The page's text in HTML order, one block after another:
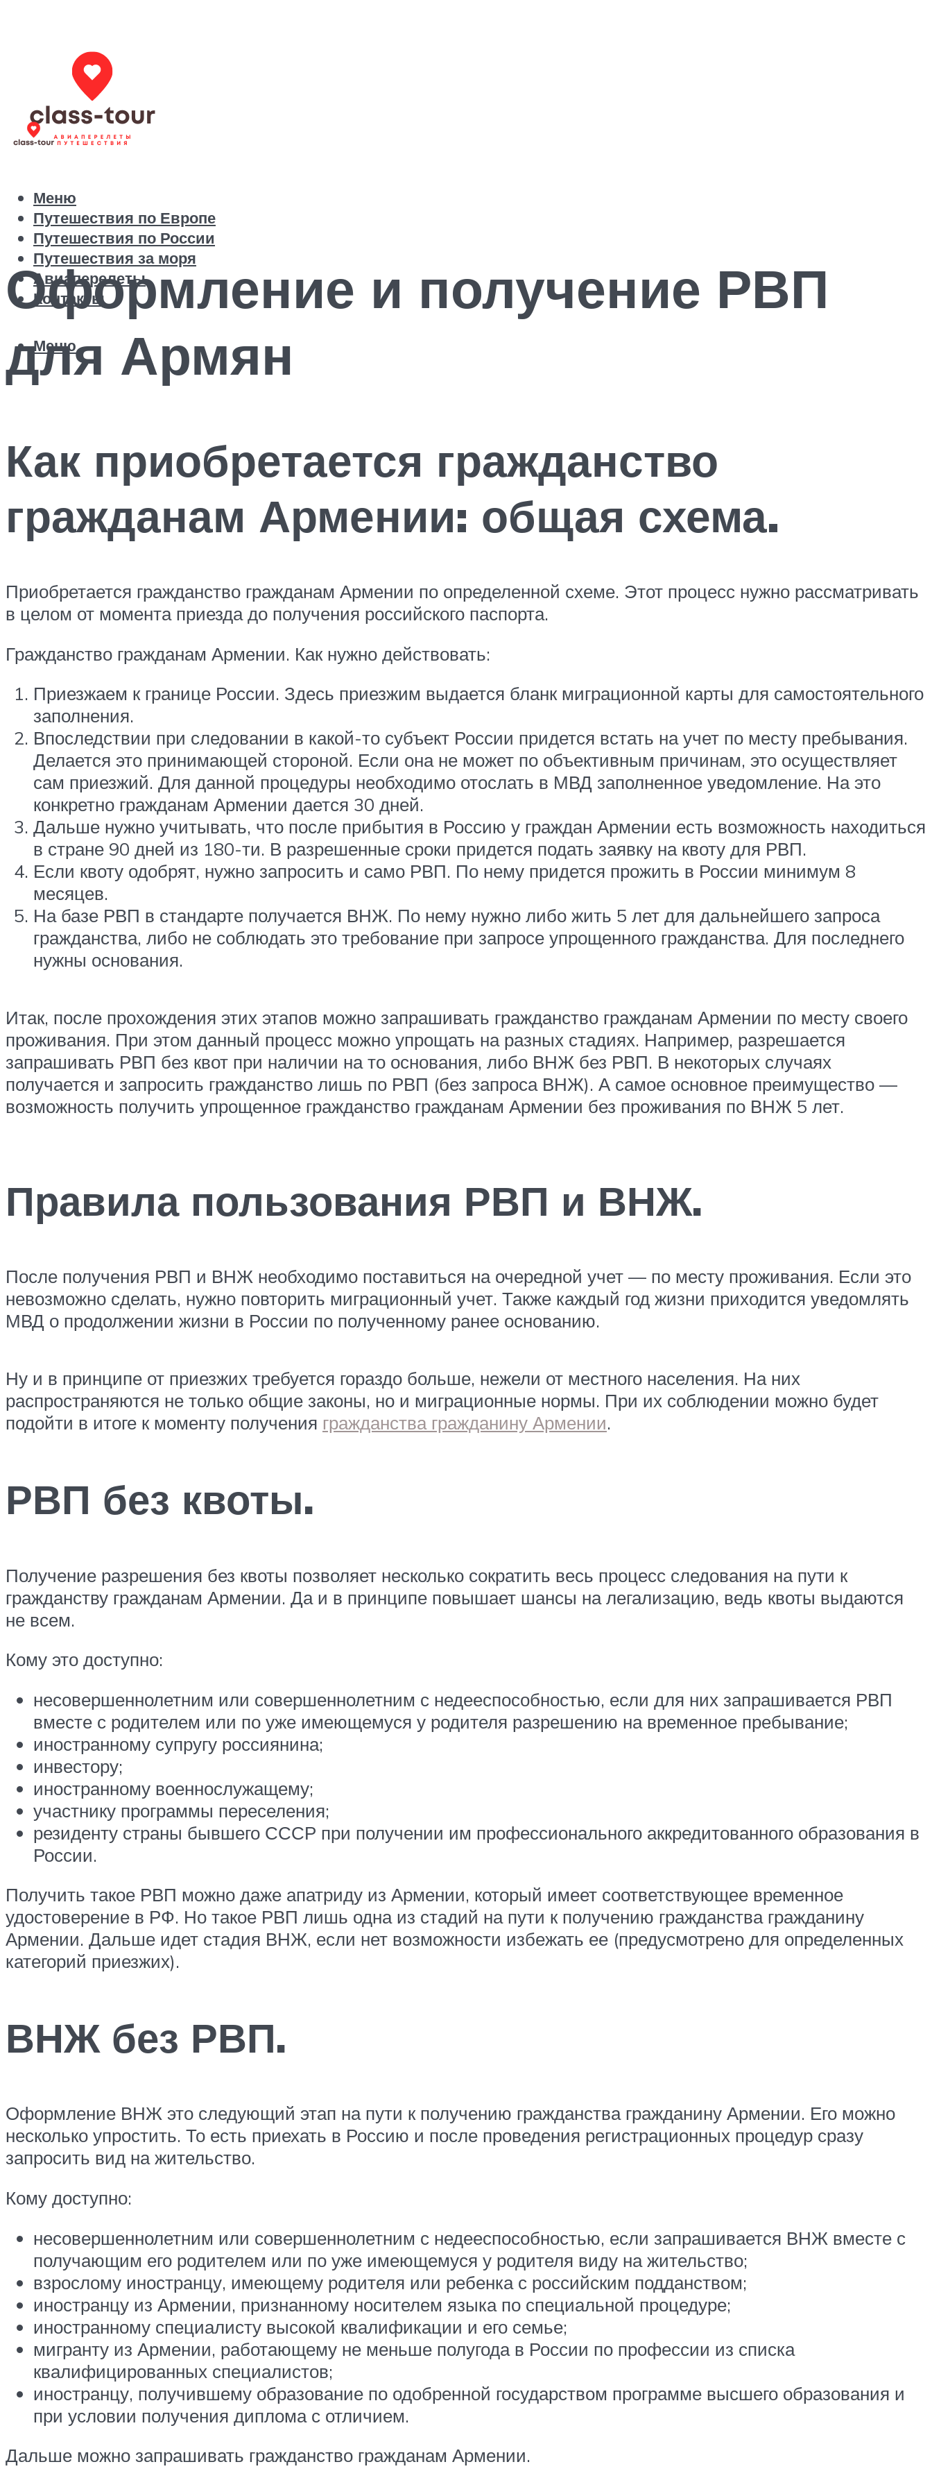
Путешествия по Европе
Путешествия по России
Путешествия за моря
Авиаперелеты
Контакты
Меню
Меню
Оформление и получение РВП
для Армян
Как приобретается гражданство
гражданам Армении: общая схема.
Приобретается гражданство гражданам Армении по определенной схеме. Этот процесс нужно рассматривать
в целом от момента приезда до получения российского паспорта.
Гражданство гражданам Армении. Как нужно действовать:
Приезжаем к границе России. Здесь приезжим выдается бланк миграционной карты для самостоятельного
заполнения.
Впоследствии при следовании в какой-то субъект России придется встать на учет по месту пребывания.
Делается это принимающей стороной. Если она не может по объективным причинам, это осуществляет
сам приезжий. Для данной процедуры необходимо отослать в МВД заполненное уведомление. На это
конкретно гражданам Армении дается 30 дней.
Дальше нужно учитывать, что после прибытия в Россию у граждан Армении есть возможность находиться
в стране 90 дней из 180-ти. В разрешенные сроки придется подать заявку на квоту для РВП.
Если квоту одобрят, нужно запросить и само РВП. По нему придется прожить в России минимум 8
месяцев.
На базе РВП в стандарте получается ВНЖ. По нему нужно либо жить 5 лет для дальнейшего запроса
гражданства, либо не соблюдать это требование при запросе упрощенного гражданства. Для последнего
нужны основания.
Итак, после прохождения этих этапов можно запрашивать гражданство гражданам Армении по месту своего
проживания. При этом данный процесс можно упрощать на разных стадиях. Например, разрешается
запрашивать РВП без квот при наличии на то основания, либо ВНЖ без РВП. В некоторых случаях
получается и запросить гражданство лишь по РВП (без запроса ВНЖ). А самое основное преимущество —
возможность получить упрощенное гражданство гражданам Армении без проживания по ВНЖ 5 лет.
Правила пользования РВП и ВНЖ.
После получения РВП и ВНЖ необходимо поставиться на очередной учет — по месту проживания. Если это
невозможно сделать, нужно повторить миграционный учет. Также каждый год жизни приходится уведомлять
МВД о продолжении жизни в России по полученному ранее основанию.
Ну и в принципе от приезжих требуется гораздо больше, нежели от местного населения. На них
распространяются не только общие законы, но и миграционные нормы. При их соблюдении можно будет
подойти в итоге к моменту получения гражданства гражданину Армении.
РВП без квоты.
Получение разрешения без квоты позволяет несколько сократить весь процесс следования на пути к
гражданству гражданам Армении. Да и в принципе повышает шансы на легализацию, ведь квоты выдаются
не всем.
Кому это доступно:
несовершеннолетним или совершеннолетним с недееспособностью, если для них запрашивается РВП
вместе с родителем или по уже имеющемуся у родителя разрешению на временное пребывание;
иностранному супругу россиянина;
инвестору;
иностранному военнослужащему;
участнику программы переселения;
резиденту страны бывшего СССР при получении им профессионального аккредитованного образования в
России.
Получить такое РВП можно даже апатриду из Армении, который имеет соответствующее временное
удостоверение в РФ. Но такое РВП лишь одна из стадий на пути к получению гражданства гражданину
Армении. Дальше идет стадия ВНЖ, если нет возможности избежать ее (предусмотрено для определенных
категорий приезжих).
ВНЖ без РВП.
Оформление ВНЖ это следующий этап на пути к получению гражданства гражданину Армении. Его можно
несколько упростить. То есть приехать в Россию и после проведения регистрационных процедур сразу
запросить вид на жительство.
Кому доступно:
несовершеннолетним или совершеннолетним с недееспособностью, если запрашивается ВНЖ вместе с
получающим его родителем или по уже имеющемуся у родителя виду на жительство;
взрослому иностранцу, имеющему родителя или ребенка с российским подданством;
иностранцу из Армении, признанному носителем языка по специальной процедуре;
иностранному специалисту высокой квалификации и его семье;
мигранту из Армении, работающему не меньше полугода в России по профессии из списка
квалифицированных специалистов;
иностранцу, получившему образование по одобренной государством программе высшего образования и
при условии получения диплома с отличием.
Дальше можно запрашивать гражданство гражданам Армении.